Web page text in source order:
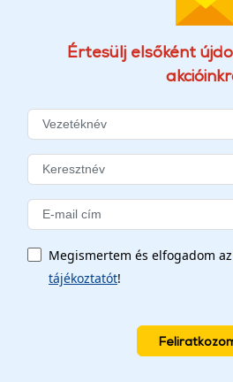
Értesülj elsőként
Megismertem és elfogadom az
tájékoztatót!